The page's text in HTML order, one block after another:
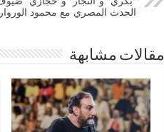
الحدث المصري مع محمود
مقالات مشابهة